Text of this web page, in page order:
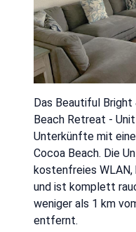
Das Beautiful Bright
Beach Retreat -
Unterkünfte mit
Cocoa Beach. Die
kostenfreies
und ist komplett
weniger als 1 km
entfernt.